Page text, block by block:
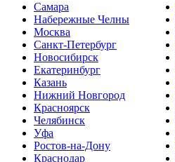
Самара
Набережные Челны
Москва
Санкт-Петербург
Новосибирск
Екатеринбург
Казань
Нижний Новгород
Красноярск
Челябинск
Уфа
Ростов-на-Дону
Краснодар